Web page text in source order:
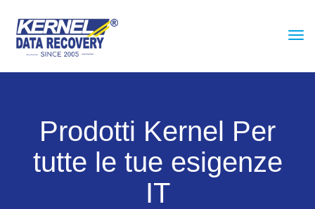
Prodotti Kernel Per
tutte le tue esigenze
IT